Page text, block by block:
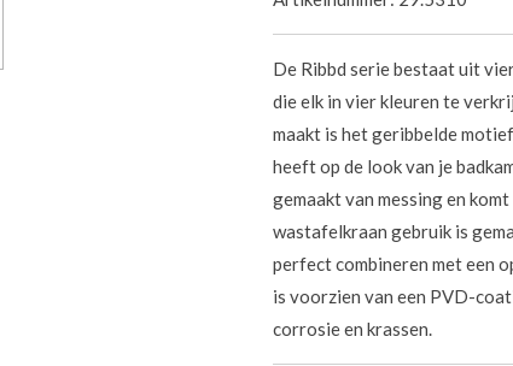
De Ribbd serie bestaat uit
die elk in vier kleuren te
maakt is het geribbelde
heeft op de look van je
gemaakt van messing en
wastafelkraan gebruik is
perfect combineren met een
is voorzien van een PVD-
corrosie en krassen.